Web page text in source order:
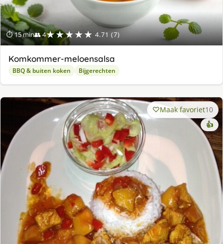
⏱ 15 min👥 4★★★★★ 4.71 (7)
Komkommer-meloensalsa
BBQ & buiten koken Bijgerechten
Maak favoriet10
👍